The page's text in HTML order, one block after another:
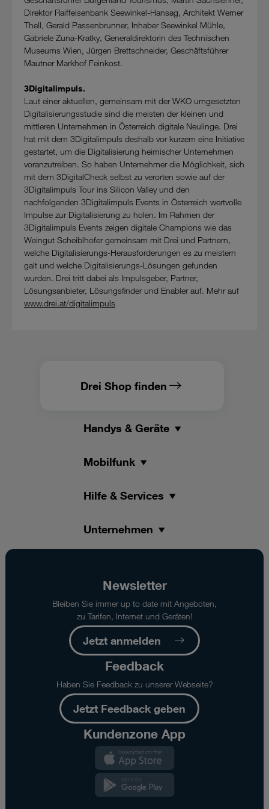
Direktor Raiffeisenbank Seewinkel-Hansag, Architekt Werner
Thell, Gerald Passenbrunner, Inhaber Seewinkel Mühle,
Gabriele Zuna-Kratky, Generaldirektorin des Technischen
Museums Wien, Jürgen Brettschneider, Geschäftsführer
Mautner Markhof Feinkost.
3Digitalimpuls.
Laut einer aktuellen, gemeinsam mit der WKO umgesetzten
Digitalisierungsstudie sind die meisten der kleinen und
mittleren Unternehmen in Österreich digitale Neulinge. Drei
hat mit dem 3Digitalimpuls deshalb vor kurzem eine Initiative
gestartet, um die Digitalisierung heimischer Unternehmen
voranzutreiben. So haben Unternehmer die Möglichkeit, sich
mit dem 3DigitalCheck selbst zu verorten sowie auf der
3Digitalimpuls Tour ins Silicon Valley und den
nachfolgenden 3Digitalimpuls Events in Österreich wertvolle
Impulse zur Digitalisierung zu holen. Im Rahmen der
3Digitalimpuls Events zeigen digitale Champions wie das
Weingut Scheiblhofer gemeinsam mit Drei und Partnern,
welche Digitalisierungs-Herausforderungen es zu meistern
galt und welche Digitalisierungs-Lösungen gefunden
wurden. Drei tritt dabei als Impulsgeber, Partner,
Lösungsanbieter, Lösungsfinder und Enabler auf. Mehr auf
www.drei.at/digitalimpuls
Drei Shop finden
Handys & Geräte
Mobilfunk
Hilfe & Services
Unternehmen
Newsletter
Bleiben Sie immer up to date mit Angeboten,
zu Tarifen, Internet und Geräten!
Jetzt anmelden
Feedback
Haben Sie Feedback zu unserer Webseite?
Jetzt Feedback geben
Kundenzone App